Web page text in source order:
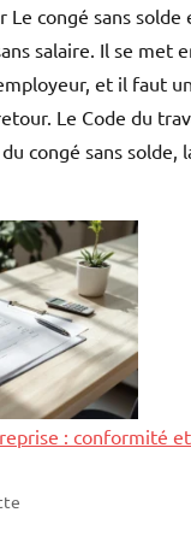
Le congé sans solde
salaire. Il se met
et il faut
Le Code du
congé sans solde,
: conformité